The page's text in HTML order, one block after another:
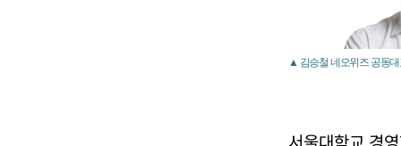
▲ 김승철 네오위즈 공동
서울대학교 경